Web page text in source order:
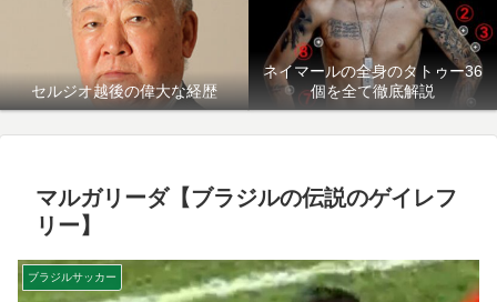
セルジオ越後の偉大な経歴
ネイマールの全身のタトゥー36
個を全て徹底解説
マルガリーダ【ブラジルの伝説のゲイレフ
リー】
ブラジルサッカー